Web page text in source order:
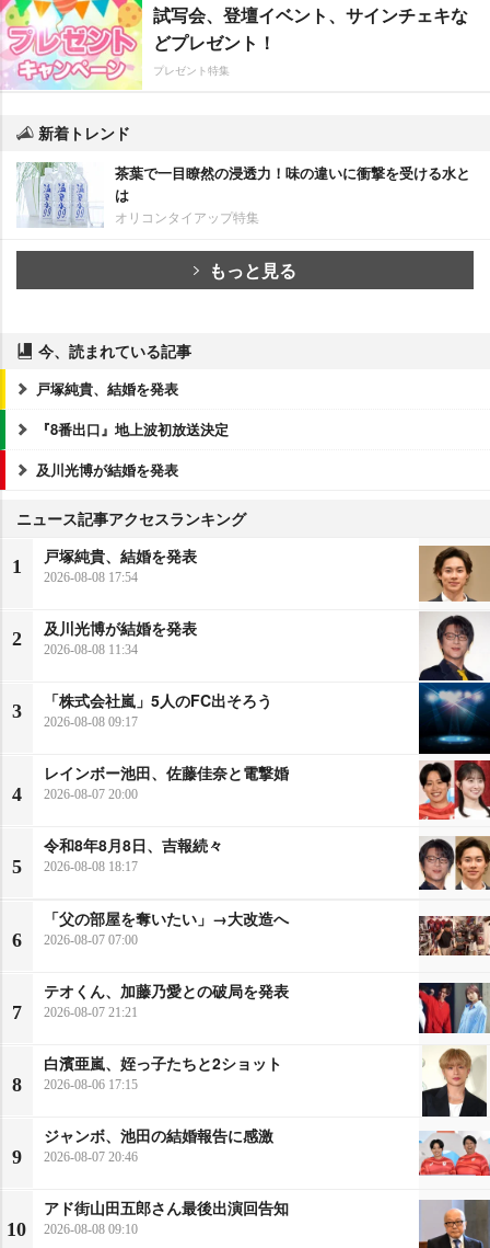
試写会、登壇イベント、サインチェキな
どプレゼント！
プレゼント特集
新着トレンド
茶葉で一目瞭然の浸透力！味の違いに衝撃を受ける水と
は
オリコンタイアップ特集
もっと見る
今、読まれている記事
戸塚純貴、結婚を発表
『8番出口』地上波初放送決定
及川光博が結婚を発表
ニュース記事アクセスランキング
1
戸塚純貴、結婚を発表
2026-08-08 17:54
2
及川光博が結婚を発表
2026-08-08 11:34
3
「株式会社嵐」5人のFC出そろう
2026-08-08 09:17
4
レインボー池田、佐藤佳奈と電撃婚
2026-08-07 20:00
5
令和8年8月8日、吉報続々
2026-08-08 18:17
6
「父の部屋を奪いたい」→大改造へ
2026-08-07 07:00
7
テオくん、加藤乃愛との破局を発表
2026-08-07 21:21
8
白濱亜嵐、姪っ子たちと2ショット
2026-08-06 17:15
9
ジャンボ、池田の結婚報告に感激
2026-08-07 20:46
10
アド街山田五郎さん最後出演回告知
2026-08-08 09:10